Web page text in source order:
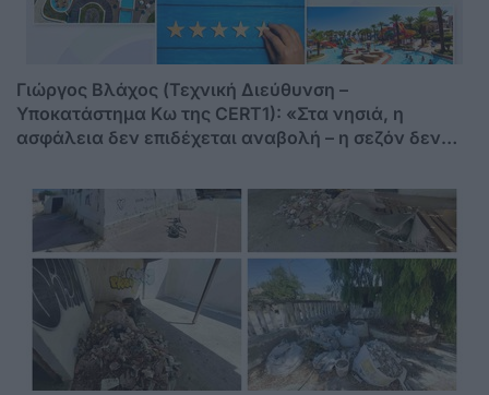
Γιώργος Βλάχος (Τεχνική Διεύθυνση –
Υποκατάστημα Κω της CERT1): «Στα νησιά, η
ασφάλεια δεν επιδέχεται αναβολή – η σεζόν δεν